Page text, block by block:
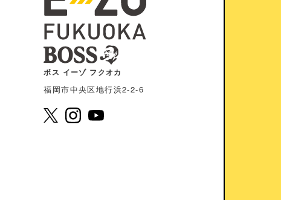
ボス イーゾ フクオカ
福岡市中央区地⾏浜2-2-6